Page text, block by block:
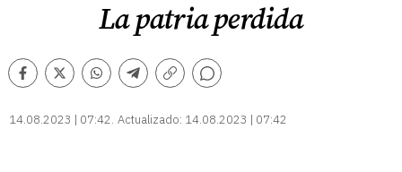
La patria perdida
Facebook
TwitterWhatsappTelegram
Copiar
Comentarios
14.08.2023 | 07:42 Actualizado: 14.08.2023 | 07:42